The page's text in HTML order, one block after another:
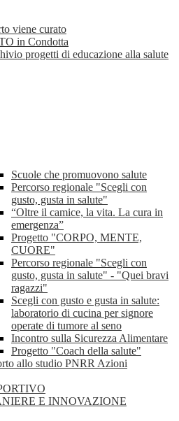
viene curato
in Condotta
progetti di educazione alla salute
Scuole che promuovono salute
Percorso regionale "Scegli con
gusto, gusta in salute"
“Oltre il camice, la vita. La cura in
emergenza”
Progetto "CORPO, MENTE,
CUORE"
Percorso regionale "Scegli con
gusto, gusta in salute" - "Quei bravi
ragazzi"
Scegli con gusto e gusta in salute:
laboratorio di cucina per signore
operate di tumore al seno
Incontro sulla Sicurezza Alimentare
Progetto "Coach della salute"
allo studio PNRR Azioni
E INNOVAZIONE